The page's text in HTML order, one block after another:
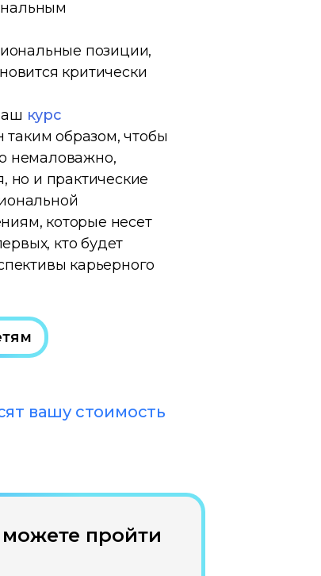
позиции,
критически
курс
таким образом, чтобы
немаловажно,
но и практические
которые несет
кто будет
карьерного
вашу стоимость
пройти